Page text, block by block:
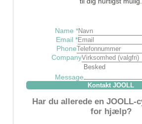
Name *
Email *
Phone
Company
Message
Kontakt JOOLL
Har du allerede en JOOLL-
for hjælp?